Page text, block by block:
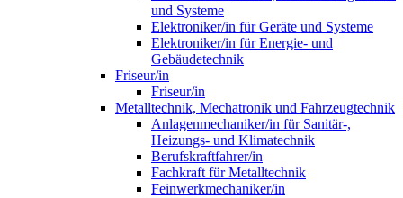
und Systeme
Elektroniker/in für Geräte und Systeme
Elektroniker/in für Energie- und
Gebäudetechnik
Friseur/in
Friseur/in
Metalltechnik, Mechatronik und Fahrzeugtechnik
Anlagenmechaniker/in für Sanitär-,
Heizungs- und Klimatechnik
Berufskraftfahrer/in
Fachkraft für Metalltechnik
Feinwerkmechaniker/in